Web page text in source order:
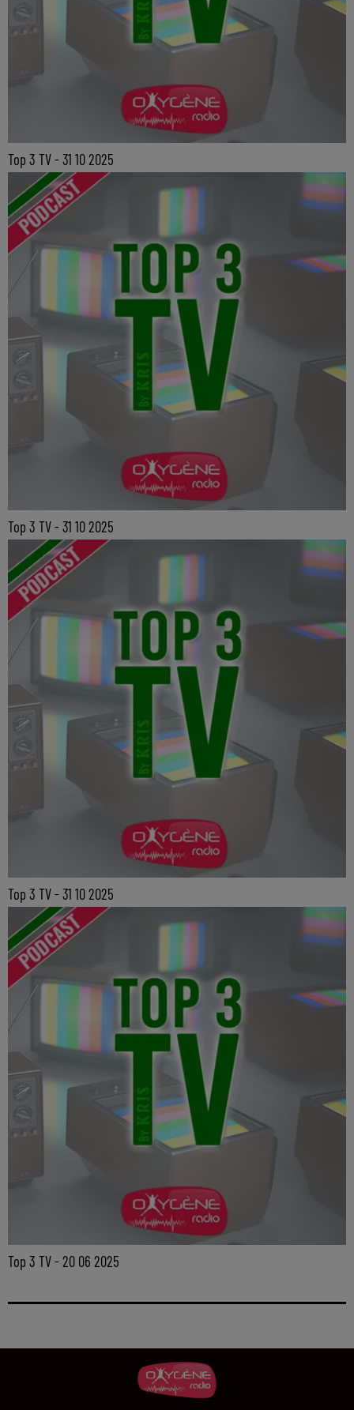
Top 3 TV - 31 10 2025
Top 3 TV - 31 10 2025
Top 3 TV - 31 10 2025
Top 3 TV - 20 06 2025